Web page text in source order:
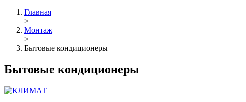
Главная
>
Монтаж
>
Бытовые кондиционеры
Бытовые кондиционеры